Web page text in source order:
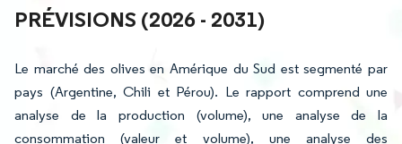
PRÉVISIONS (2026 - 2031)
Le marché des olives en Amérique du Sud est segmenté par
pays (Argentine, Chili et Pérou). Le rapport comprend une
analyse de la production (volume), une analyse de la
consommation (valeur et volume), une analyse des